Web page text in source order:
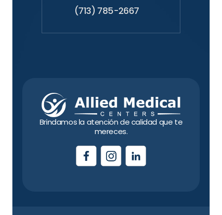
(713) 785-2667
Brindamos la atención de calidad que te
mereces.